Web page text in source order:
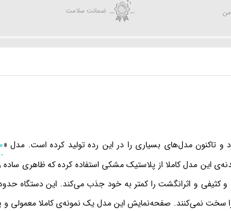
Hard
ضمانت سلامت
مدل‌های بسیاری را در این رده تولید کرده است. مدل‌ «
مدل کاملا از پلاستیک مشکی استفاده کرده که ظاهری
سخت نمی‌کنند. صفحه‌نمایش این مدل یک نمونه‌ی کاملا معمولی و